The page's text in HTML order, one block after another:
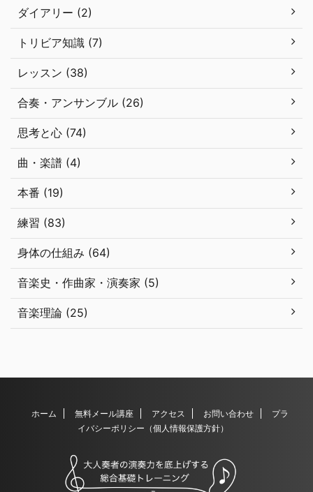
ダイアリー (2)
トリビア知識 (7)
レッスン (38)
合奏・アンサンブル (26)
思考と心 (74)
曲・楽譜 (4)
本番 (19)
練習 (83)
身体の仕組み (64)
音楽史・作曲家・演奏家 (5)
音楽理論 (25)
ホーム 無料メール講座 アクセス お問い合わせ
プラ
イバシーポリシー（個人情報保護方針）